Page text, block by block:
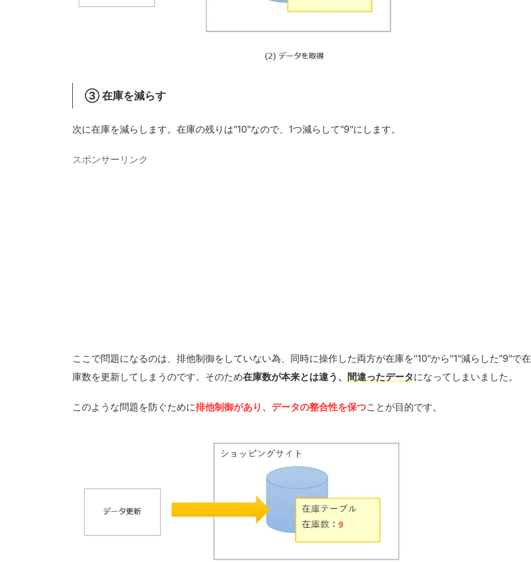
③ 在庫を減らす
次に在庫を減らします。在庫の残りは"10"なので、1つ減らして"9"にします。
スポンサーリンク
ここで問題になるのは、排他制御をしていない為、同時に操作した両方が在庫を"10"から"1"減らした"9"で在
庫数を更新してしまうのです。そのため在庫数が本来とは違う、 間違ったデータになってしまいました。
このような問題を防ぐために排他制御があり、データの整合性を保つことが目的です。